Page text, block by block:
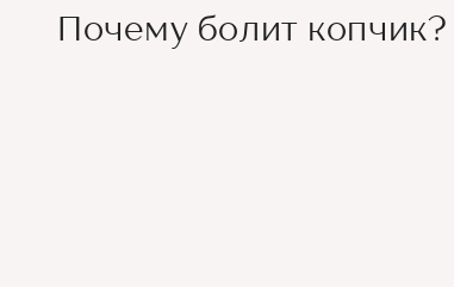
Почему болит копчик?